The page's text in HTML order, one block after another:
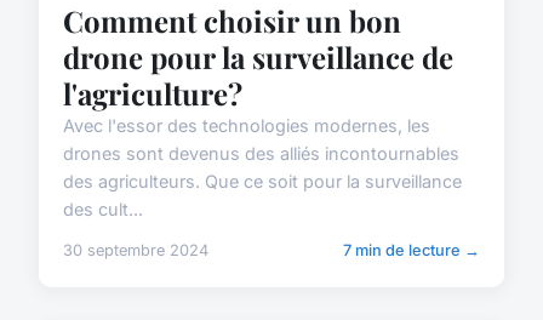
Comment choisir un bon
drone pour la surveillance de
l'agriculture?
Avec l'essor des technologies modernes, les
drones sont devenus des alliés incontournables
des agriculteurs. Que ce soit pour la surveillance
des cult...
30 septembre 2024 7 min de lecture →